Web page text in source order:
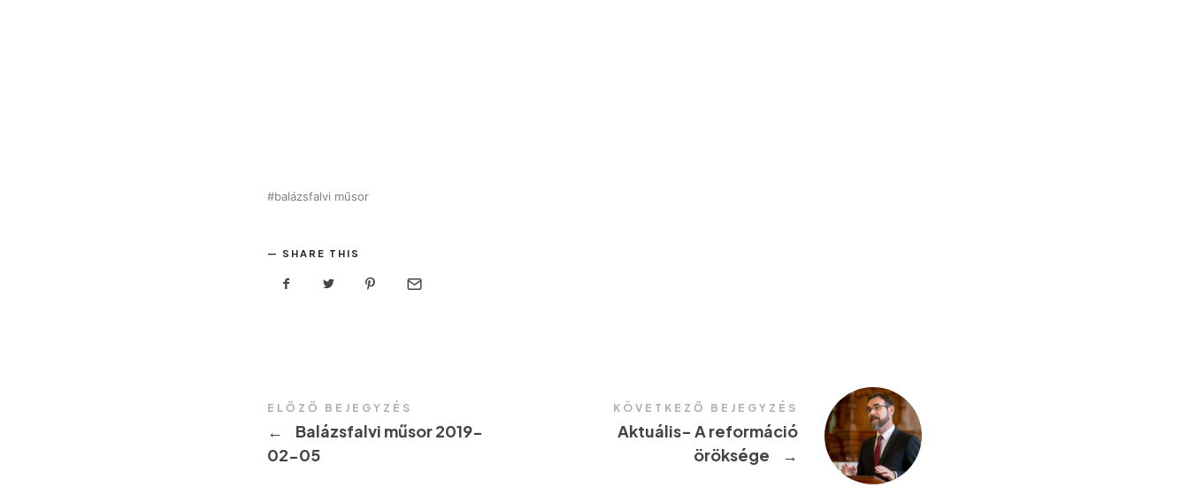
balázsfalvi műsor
SHARE THIS
ELŐZŐ BEJEGYZÉS
←
Balázsfalvi műsor 2019-
02-05
KÖVETKEZŐ BEJEGYZÉS
Aktuális- A reformáció
öröksége
→